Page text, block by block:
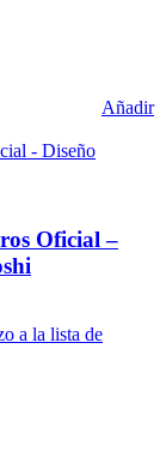
Añadir
Oficial –
a la lista de